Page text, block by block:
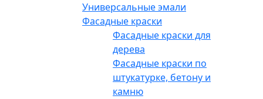
Универсальные эмали
Фасадные краски
Фасадные краски для
дерева
Фасадные краски по
штукатурке, бетону и
камню